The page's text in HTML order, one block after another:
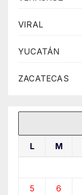
VIRAL
YUCATÁN
ZACATECAS
L M
5 6